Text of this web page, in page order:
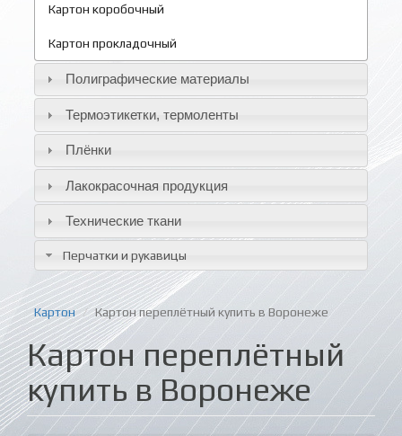
Картон коробочный
Картон прокладочный
Полиграфические материалы
Термоэтикетки, термоленты
Плёнки
Лакокрасочная продукция
Технические ткани
Перчатки и рукавицы
Картон Картон переплётный купить в Воронеже
Картон переплётный
купить в Воронеже